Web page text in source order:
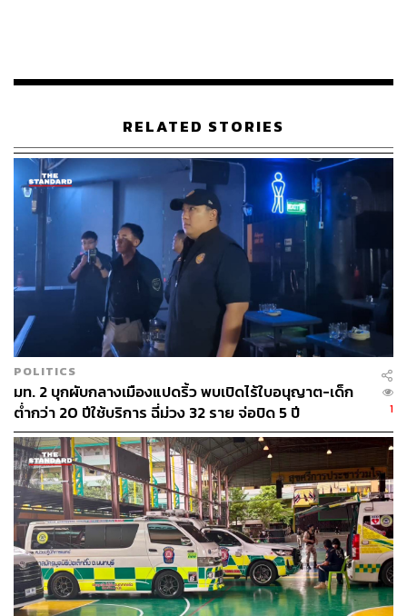
เสี่ยตือเป็นเจ้าของกาสิโนหลายแห่งในฝั่งกัมพูชา ซึ่ง
อาจพัวพันกับแก๊งทุนเทาสแกมเมอร์ ที่พยายามบริษัท
บางจากผ่านการซื้อหุ้น
ไชยชนก ชิดชอบ เลขาธิการพรรคภูมิใจไทย เคยยืนยัน
ว่า ลูกชายเสี่ยตือพยายามติดสินบน 40 ล้านบาท แลก
กับยุติการดำเนินคดีปราบปราบแก๊งสแกมเมอร์
ลูกสาวของเสี่ยตือถือหุ้นในบริษัทน้ำมัน จังหวัดอ่างทอง
เสื่อตือเป็นเพื่อนของพิพัฒน์ เพราะพิพัฒน์เคยตอบ
สื่อมวลชนที่ถามเรื่องสัญญากู้เงินซึ่งเชื่อมโยงถึงเสี่ยตือ
ว่า “ผมมีเพื่อนสักคน มันลำบากมากเลยหรือ”
ณัฐพงษ์กล่าวอีกว่า ‘เหตุบังเอิญพลัส’ ในรัฐบาลชุดนี้ สังคม
ไทยไม่เคยได้รับคำตอบจาก 2 คนนี้เลย จึงฝากไปยัง อนุทิน
ชาญวีรกูล นายกรัฐมตนตรี ว่า เมื่อครั้งที่โทรไปขอให้ วรภัค
ธันยาวงษ์ อดีตรัฐมนตรีช่วยว่าการกระทรวงการคลัง ลาออก
จากตำแหน่ง ทั้งที่ดำรงตำแหน่งได้เพียง 33 วัน เพราะพบ
ข้อมูลความเชื่อมโยงกับเครือข่ายทุนสีเทา
หัวหน้าพรรคประชาชนตั้งคำถามว่า เทียบกับกรณีนี้ ที่พิพัฒน์
ยอมรับโดยตรงว่าเป็นเพื่อนกับเสี่ยตือ ท่านจะปฏิบัติต่อกรณีนี้
อย่างไร หรือจะปฏิบัติอย่าง 2 มาตรฐาน เพราะพิพัฒน์เป็นหัว
จ่ายให้พรรคภูมิใจไทยหรือไม่
RELATED STORIES
POLITICS
มท. 2 บุกผับกลางเมืองแปดริ้ว พบเปิดไร้ใบอนุญาต-เด็ก
ต่ำกว่า 20 ปีใช้บริการ ฉี่ม่วง 32 ราย จ่อปิด 5 ปี
1